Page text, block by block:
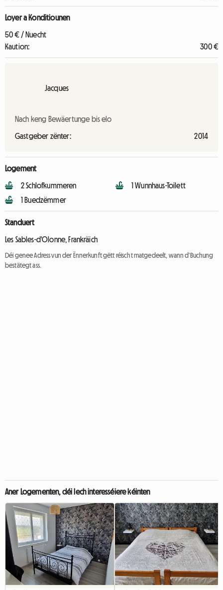
Loyer a Konditiounen
50 € / Nuecht
Kaution:
300 €
Jacques
Nach keng Bewäertunge bis elo
Gastgeber zënter: 2014
Logement
2 Schlofkummeren
1 Buedzëmmer
1 Wunnhaus-Toilett
Standuert
Les Sables-d'Olonne, Frankräich
Déi genee Adress vun der Ënnerkunft gëtt réischt matgedeelt, wann d'Buchung
bestätegt ass.
Aner Logementen, déi Iech interesséiere kéinten